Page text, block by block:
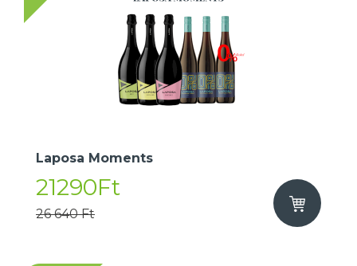
Laposa Moments
21290Ft
26 640 Ft